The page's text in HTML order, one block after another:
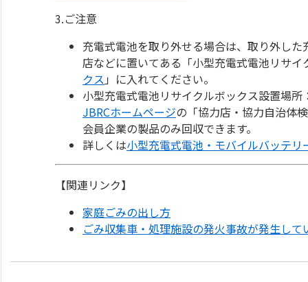
3.ご注意
充電式電池を取り外せる場合は、取り外し
店などに置いてある「小型充電式電池リサ
クス 」に入れてください。
小型充電式電池リサイクルボックス設置場所
JBRCホームページの「協力店・協力自治体
会員企業の製品のみ回収できます。
詳しくは小型充電式電池・モバイルバッテ
【関連リンク】
家庭ごみの出し方
ごみ収集車・処理施設の発火事故が発生して